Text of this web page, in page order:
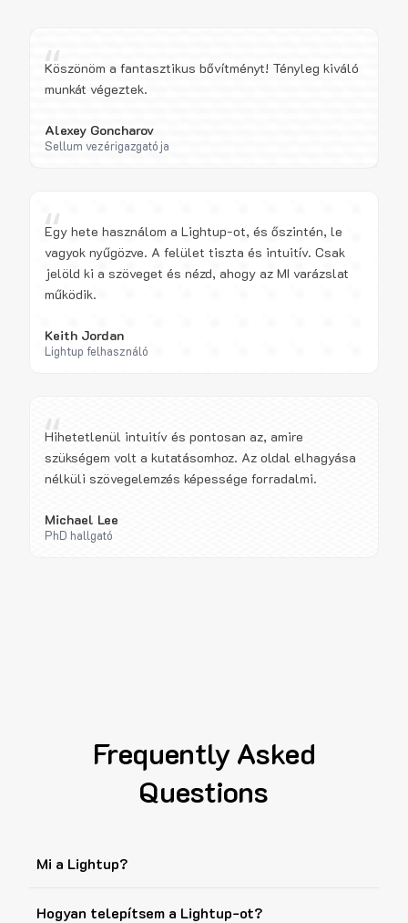
“
Köszönöm a fantasztikus bővítményt! Tényleg kiváló
munkát végeztek.
Alexey Goncharov
Sellum vezérigazgatója
“
Egy hete használom a Lightup-ot, és őszintén, le
vagyok nyűgözve. A felület tiszta és intuitív. Csak
jelöld ki a szöveget és nézd, ahogy az MI varázslat
működik.
Keith Jordan
Lightup felhasználó
“
Hihetetlenül intuitív és pontosan az, amire
szükségem volt a kutatásomhoz. Az oldal elhagyása
nélküli szövegelemzés képessége forradalmi.
Michael Lee
PhD hallgató
Frequently Asked
Questions
Mi a Lightup?
Hogyan telepítsem a Lightup-ot?